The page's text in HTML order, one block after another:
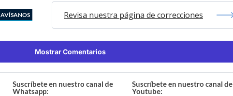
AVÍSANOS Revisa nuestra página de correcciones
Mostrar Comentarios
Suscríbete en nuestro canal de
Whatsapp:
Suscríbete en nuestro canal de
Youtube: